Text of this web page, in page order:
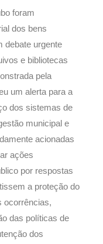
foram
dos bens
debate urgente
e bibliotecas
pela
um alerta para a
dos sistemas de
municipal e
acionadas
ações
por respostas
a proteção do
ocorrências,
das políticas de
dos